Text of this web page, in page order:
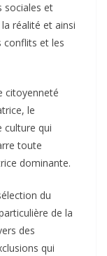
sociales et
réalité et ainsi
conflits et les
citoyenneté
le
culture qui
toute
dominante.
du
de la
des
qui